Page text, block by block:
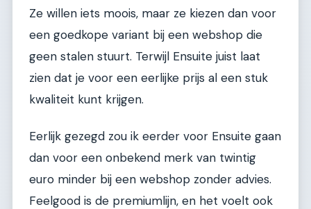
Ze willen iets moois, maar ze kiezen dan voor
een goedkope variant bij een webshop die
geen stalen stuurt. Terwijl Ensuite juist laat
zien dat je voor een eerlijke prijs al een stuk
kwaliteit kunt krijgen.
Eerlijk gezegd zou ik eerder voor Ensuite gaan
dan voor een onbekend merk van twintig
euro minder bij een webshop zonder advies.
Feelgood is de premiumlijn, en het voelt ook